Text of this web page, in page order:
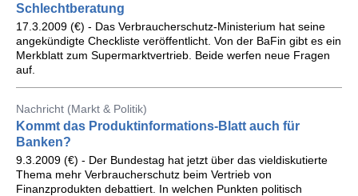
Schlechtberatung
17.3.2009 (€) - Das Verbraucherschutz-Ministerium hat seine
angekündigte Checkliste veröffentlicht. Von der BaFin gibt es ein
Merkblatt zum Supermarktvertrieb. Beide werfen neue Fragen
auf.
Nachricht (Markt & Politik)
Kommt das Produktinformations-Blatt auch für
Banken?
9.3.2009 (€) - Der Bundestag hat jetzt über das vieldiskutierte
Thema mehr Verbraucherschutz beim Vertrieb von
Finanzprodukten debattiert. In welchen Punkten politisch